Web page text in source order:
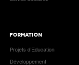
FORMATION
Projets d’Education
Développement